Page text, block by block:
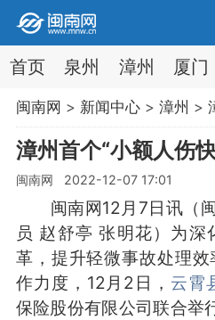
首页 泉州 漳州 厦门
闽南网 > 新闻中心> 漳州 >
漳州首个“小额人伤
闽南网 2022-12-07 17:01
闽南网12月7日讯（闽
员 赵舒亭 张明花）为深
革，提升轻微事故处理效
作力度，12月2日， 云霄
保险股份有限公司联合举